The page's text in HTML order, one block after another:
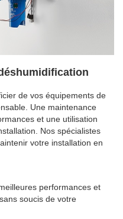
de vos équipements de
Une maintenance
et une utilisation
Nos spécialistes
votre installation en
performances et
soucis de votre